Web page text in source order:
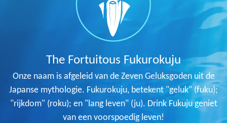
The Fortuitous Fukurokuju
Onze naam is afgeleid van de Zeven Geluksgoden uit de
Japanse mythologie. Fukurokuju, betekent "geluk" (fuku);
"rijkdom" (roku); en "lang leven" (ju). Drink Fukuju geniet
van een voorspoedig leven!